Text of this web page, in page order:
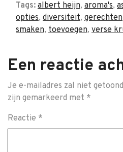
Tags: albert heijn, aroma's,
opties, diversiteit, gerechten
smaken, toevoegen, verse
Een reactie
Je e-mailadres zal niet
zijn gemarkeerd met *
Reactie *